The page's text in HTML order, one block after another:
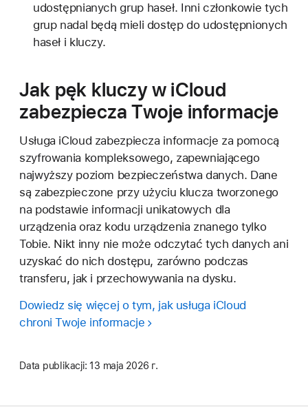
udostępnianych grup haseł. Inni członkowie tych
grup nadal będą mieli dostęp do udostępnionych
haseł i kluczy.
Jak pęk kluczy w iCloud
zabezpiecza Twoje informacje
Usługa iCloud zabezpiecza informacje za pomocą
szyfrowania kompleksowego, zapewniającego
najwyższy poziom bezpieczeństwa danych. Dane
są zabezpieczone przy użyciu klucza tworzonego
na podstawie informacji unikatowych dla
urządzenia oraz kodu urządzenia znanego tylko
Tobie. Nikt inny nie może odczytać tych danych ani
uzyskać do nich dostępu, zarówno podczas
transferu, jak i przechowywania na dysku.
Dowiedz się więcej o tym, jak usługa iCloud
chroni Twoje informacje
Data publikacji: 13 maja 2026 г.